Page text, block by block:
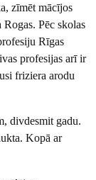
zīmēt mācījos
Rogas. Pēc skolas
Rīgas
profesijas arī ir
friziera arodu
divdesmit gadu.
Kopā ar